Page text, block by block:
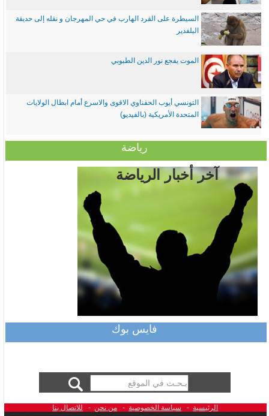
السيطرة على القرد الهارب في حي المهرجان و نقله إلى حديقة
البلفدير
الموت يفجع نور الدين الطبوبي
التونسي أيوب الحفناوي الاقوى والاسرع أمام ابطال الولايات
المتحدة الأمريكية (بالفيديو)
رياضة
آخر أخبار الرياضة
فايس بوك
الرئيسية- سياسة الخصوصية- من نحن- للاتصال بنا